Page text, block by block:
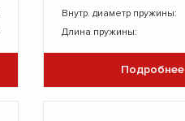
Внутр. диаметр пружины:
Длина пружины:
Подробнее